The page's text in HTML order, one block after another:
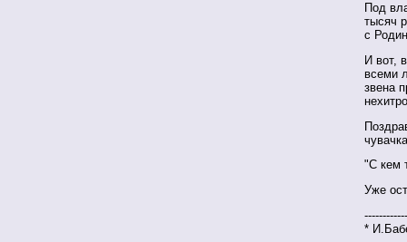
Под
тысяч
с
И вот,
всеми
звена
"С кем
Уже
*